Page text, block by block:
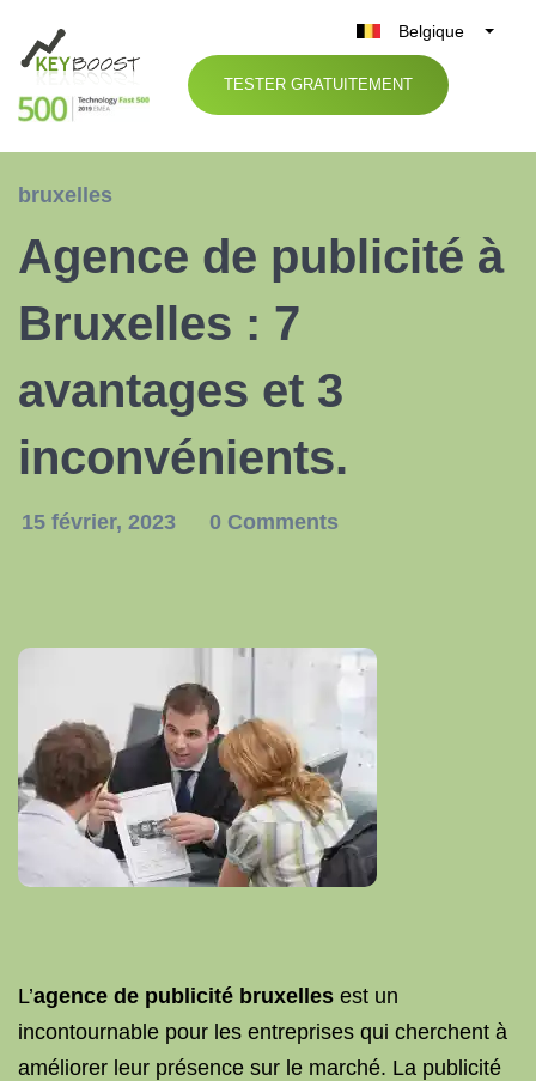
Belgique
België
Nederland
España
TESTER GRATUITEMENT
bruxelles
Agence de publicité à
Bruxelles : 7
avantages et 3
inconvénients.
15 février, 2023 0 Comments
L’agence de publicité bruxelles est un
incontournable pour les entreprises qui cherchent à
améliorer leur présence sur le marché. La publicité